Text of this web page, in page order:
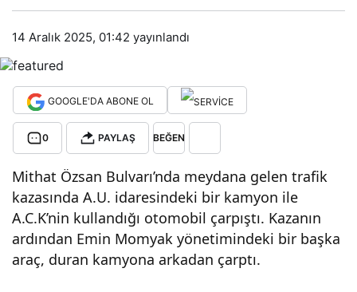
14 Aralık 2025, 01:42 yayınlandı
GOOGLE'DA ABONE OL
0 PAYLAŞ BEĞEN
Mithat Özsan Bulvarı’nda meydana gelen trafik
kazasında A.U. idaresindeki bir kamyon ile
A.C.K’nin kullandığı otomobil çarpıştı. Kazanın
ardından Emin Momyak yönetimindeki bir başka
araç, duran kamyona arkadan çarptı.
a
kam
a
çarp
Varsayılana
0 PAYLAŞ